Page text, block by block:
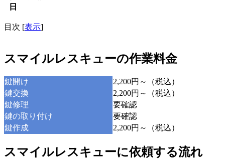
日
目次 [表示]
スマイルレスキューの作業料金
鍵開け
2,200円～（税込）
鍵交換
2,200円～（税込）
鍵修理
要確認
鍵の取り付け
要確認
鍵作成
2,200円～（税込）
スマイルレスキューに依頼する流れ